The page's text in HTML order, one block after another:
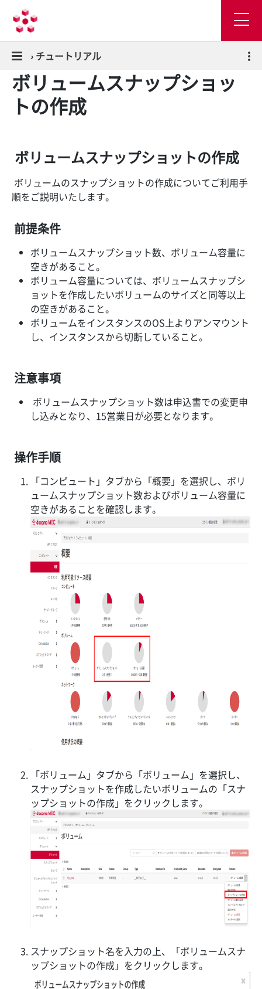
› チュートリアル
ボリュームスナップショッ
トの作成
ボリュームスナップショットの作成
ボリュームのスナップショットの作成についてご利用手
順をご説明いたします。
前提条件
ボリュームスナップショット数、ボリューム容量に
空きがあること。
ボリューム容量については、ボリュームスナップシ
ョットを作成したいボリュームのサイズと同等以上
の空きがあること。
ボリュームをインスタンスのOS上よりアンマウント
し、インスタンスから切断していること。
注意事項
ボリュームスナップショット数は申込書での変更申
し込みとなり、15営業日が必要となります。
操作手順
「コンピュート」タブから「概要」を選択し、ボリ
ュームスナップショット数およびボリューム容量に
空きがあることを確認します。
「ボリューム」タブから「ボリューム」を選択し、
スナップショットを作成したいボリュームの「スナ
ップショットの作成」をクリックします。
スナップショット名を入力の上、「ボリュームスナ
ップショットの作成」をクリックします。